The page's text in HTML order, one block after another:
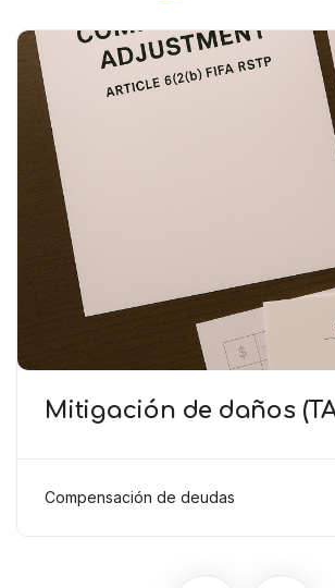
Mitigación de daños
comprobados según
6(2)(b) del Anexo 2 RSTP
Compensación de deudas